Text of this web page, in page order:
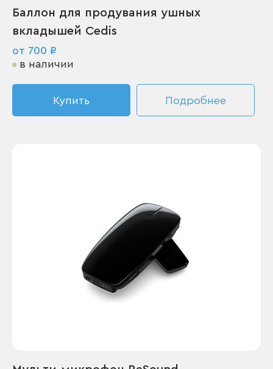
Баллон для продувания ушных
вкладышей Cedis
от 700 ₽
в наличии
Купить Подробнее